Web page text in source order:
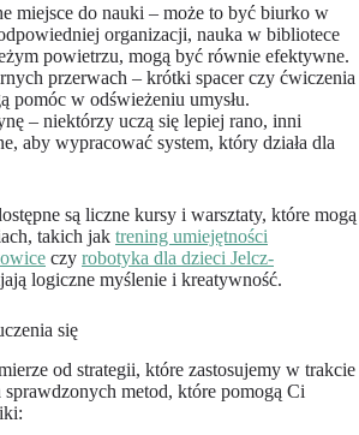
miejsce do nauki – może to być biurko w
organizacji, nauka w bibliotece
powietrzu, mogą być równie efektywne.
przerwach – krótki spacer czy ćwiczenia
pomóc w odświeżeniu umysłu.
– niektórzy uczą się lepiej rano, inni
aby wypracować system, który działa dla
są liczne kursy i warsztaty, które mogą
takich jak trening umiejętności
czy robotyka dla dzieci Jelcz-
logiczne myślenie i kreatywność.
się
od strategii, które zastosujemy w trakcie
metod, które pomogą Ci